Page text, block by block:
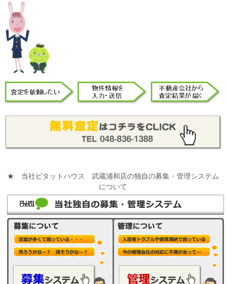
★ 当社ピタットハウス 武蔵浦和店の独自の募集・管理システム
について